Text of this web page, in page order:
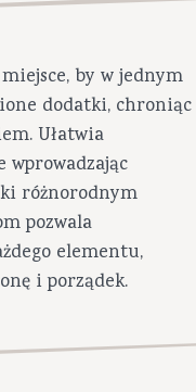
by w jednym
dodatki, chroniąc
Ułatwia
różnorodnym
pozwala
elementu,
i porządek.